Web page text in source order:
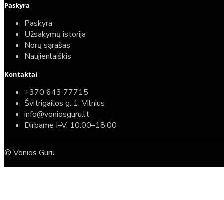
Paskyra
Paskyra
Užsakymų istorija
Norų sąrašas
Naujienlaiškis
Kontaktai
+370 643 77715
Švitrigailos g. 1, Vilnius
info@voniosguru.lt
Dirbame I–V, 10:00–18:00
© Vonios Guru